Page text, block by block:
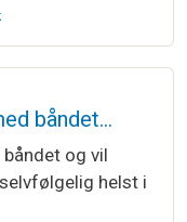
båndet…
og vil
helst i